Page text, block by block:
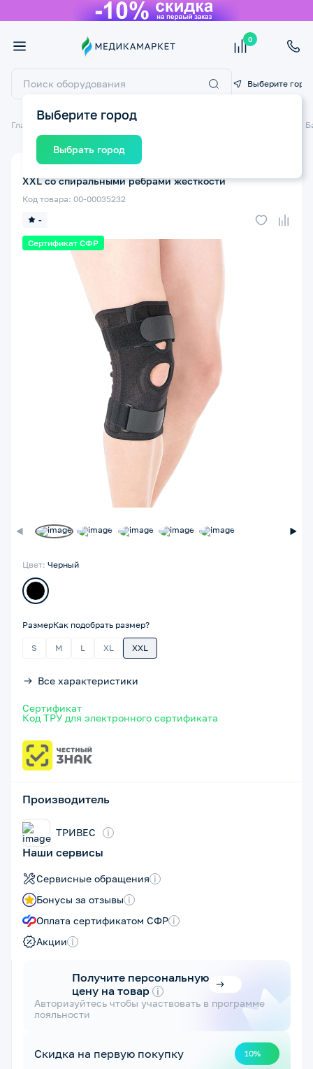
0
Выберите город
Выберите город
Выбрать город
Главная Ортопедические изделия
Сертификат СФР
-
Код товара: 00-00035232
XXL со спиральными ребрами жесткости
Цвет: Черный
РазмерКак подобрать размер?
S M L XL XXL
Все характеристики
Сертификат
Код ТРУ для электронного сертификата
Производитель
ТРИВЕС i
Наши сервисы
Сервисные обращения i
Бонусы за отзывы i
Оплата сертификатом СФР i
Акции i
Получите персональную
цену на товар i
Авторизуйтесь чтобы участвовать в программе
лояльности
Скидка на первую покупку 10%